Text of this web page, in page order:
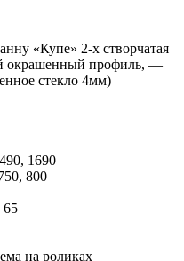
«Купе» 2-х створчатая
окрашенный профиль, —
стекло 4мм)
1690
800
65
на роликах